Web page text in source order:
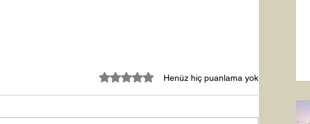
5 üzerinden 0 yıldızHenüz hiç puanlama yok